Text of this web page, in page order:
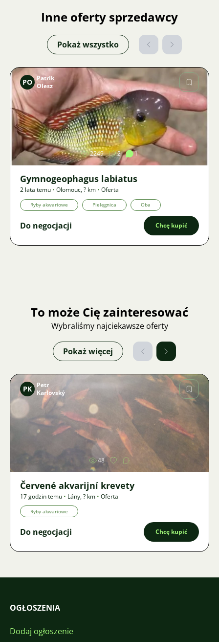
Inne oferty sprzedawcy
Pokaż wszystko
Zdjęcie
PO Patrik
Olesz
2249 2 1
Gymnogeophagus labiatus
2 lata temu • Olomouc,? km • Oferta
Ryby akwariowe Pielęgnica Oba
Do negocjacji Chcę kupić
To może Cię zainteresować
Wybraliśmy najciekawsze oferty
Pokaż więcej
Zdjęcie
PK
Petr
Karlovský
48
Červené akvarijní krevety
17 godzin temu • Lány,? km • Oferta
Ryby akwariowe
Do negocjacji Chcę kupić
OGŁOSZENIA
Dodaj ogłoszenie